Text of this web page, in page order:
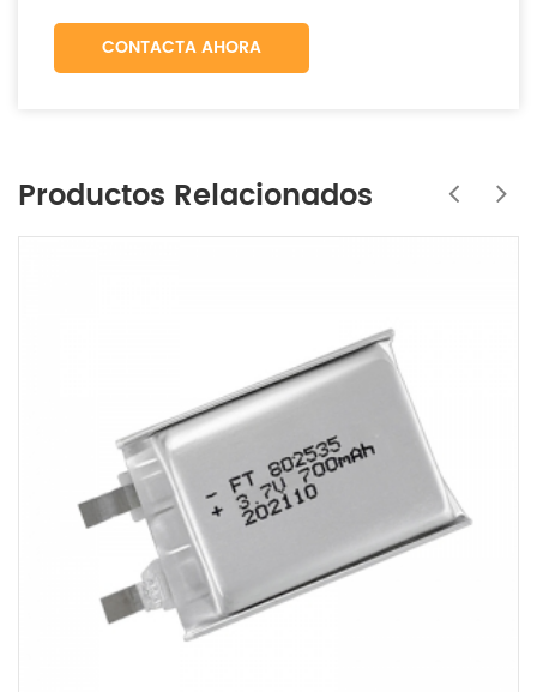
CONTACTA AHORA
Productos Relacionados